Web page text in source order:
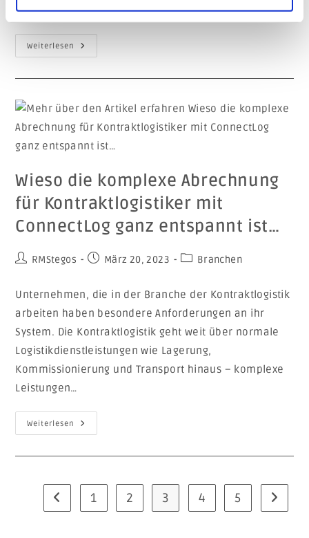
Prozessen und Daten ist…
Weiterlesen
Wieso die komplexe Abrechnung
für Kontraktlogistiker mit
ConnectLog ganz entspannt ist…
RMStegos März 20, 2023 Branchen
Unternehmen, die in der Branche der Kontraktlogistik
arbeiten haben besondere Anforderungen an ihr
System. Die Kontraktlogistik geht weit über normale
Logistikdienstleistungen wie Lagerung,
Kommissionierung und Transport hinaus – komplexe
Leistungen…
Weiterlesen
1 2 3 4 5